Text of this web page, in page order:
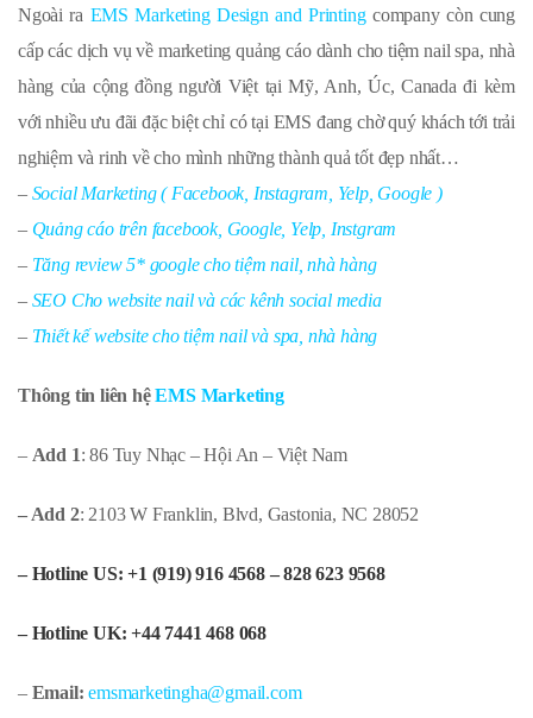
Ngoài ra EMS Marketing Design and Printingcompany còn cung
cấp các dịch vụ về marketing quảng cáo dành cho tiệm nail spa, nhà
hàng của cộng đồng người Việt tại Mỹ, Anh, Úc, Canada đi kèm
với nhiều ưu đãi đặc biệt chỉ có tại EMS đang chờ quý khách tới trải
nghiệm và rinh về cho mình những thành quả tốt đẹp nhất…
– Social Marketing ( Facebook, Instagram, Yelp, Google )
– Quảng cáo trên facebook, Google, Yelp, Instgram
– Tăng review 5* google cho tiệm nail, nhà hàng
– SEO Cho website nail và các kênh social media
– Thiết kế website cho tiệm nail và spa, nhà hàng
Thông tin liên hệEMS Marketing
–Add 1: 86 Tuy Nhạc – Hội An – Việt Nam
– Add 2: 2103 W Franklin, Blvd, Gastonia, NC 28052
– Hotline US: +1 (919) 916 4568 – 828 623 9568
– Hotline UK: +44 7441 468 068
– Email:emsmarketingha@gmail.com